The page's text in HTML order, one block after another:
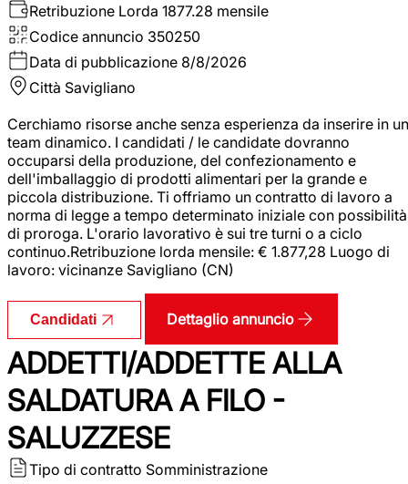
Retribuzione Lorda 1877.28 mensile
Codice annuncio 350250
Data di pubblicazione 8/8/2026
Città Savigliano
Cerchiamo risorse anche senza esperienza da inserire in un
team dinamico. I candidati / le candidate dovranno
occuparsi della produzione, del confezionamento e
dell'imballaggio di prodotti alimentari per la grande e
piccola distribuzione. Ti offriamo un contratto di lavoro a
norma di legge a tempo determinato iniziale con possibilità
di proroga. L'orario lavorativo è sui tre turni o a ciclo
continuo.Retribuzione lorda mensile: € 1.877,28 Luogo di
lavoro: vicinanze Savigliano (CN)
Candidati Dettaglio annuncio
ADDETTI/ADDETTE ALLA
SALDATURA A FILO -
SALUZZESE
Tipo di contratto Somministrazione